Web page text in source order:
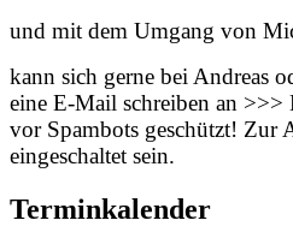
und mit dem Umgang von
kann sich gerne bei Andreas
eine E-Mail schreiben an >>>
vor Spambots geschützt! Zur
eingeschaltet sein.
Terminkalender